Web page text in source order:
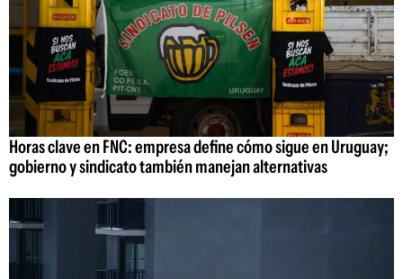
Horas clave en FNC: empresa define cómo sigue en Uruguay;
gobierno y sindicato también manejan alternativas